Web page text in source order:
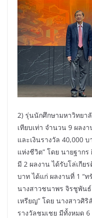
2) รุ่นนักศึกษามหาวิทยา
เทียบเท่า จำนวน 9 ผลง
และเงินรางวัล 40,000
แห่งชีวิต” โดย นายฐากร
มี 2 ผลงาน ได้รับโล่เกีย
บาท ได้แก่ ผลงานที่ 1 “
นางสาวชนาพร จิรชูพันธ์
เหรียญ” โดย นางสาวศิ
รางวัลชมเชย มีทั้งหมด